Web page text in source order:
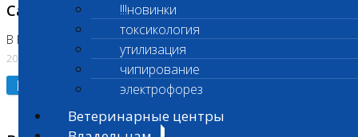
!!!новинки
токсикология
утилизация
чипирование
электрофорез
Ветеринарные центры
Санитарный день
В Бутово 21.07.2026
20.07.2026
Подробнее